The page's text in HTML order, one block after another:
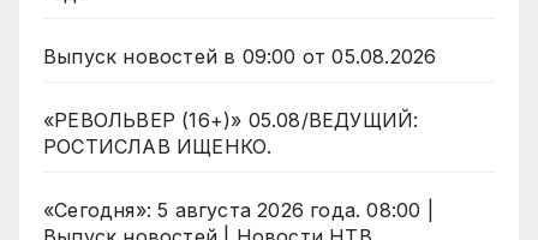
Выпуск новостей в 09:00 от 05.08.2026
«РЕВОЛЬВЕР (16+)» 05.08/ВЕДУЩИЙ:
РОСТИСЛАВ ИЩЕНКО.
«Сегодня»: 5 августа 2026 года. 08:00 |